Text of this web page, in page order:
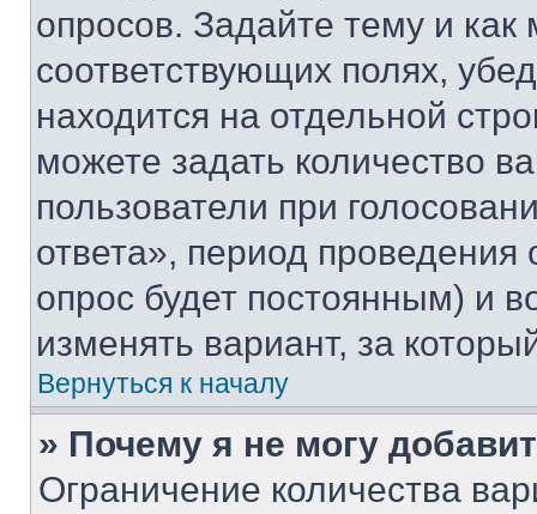
опросов. Задайте тему и
соответствующих полях,
находится на отдельной
можете задать количество
пользователи при
ответа», период проведения
опрос будет постоянным) и
изменять вариант, за
Вернуться к началу
» Почему я не могу
Ограничение количества